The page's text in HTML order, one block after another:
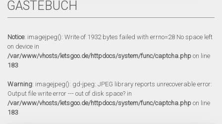
GÄSTEBUCH
Notice: imagejpeg(): Write of 1932 bytes failed with errno=28 No space left
on device in
/var/www/vhosts/letsgoo.de/httpdocs/system/func/captcha.php on line
183
Warning: imagejpeg(): gd-jpeg: JPEG library reports unrecoverable error:
Output file write error --- out of disk space? in
/var/www/vhosts/letsgoo.de/httpdocs/system/func/captcha.php on line
183